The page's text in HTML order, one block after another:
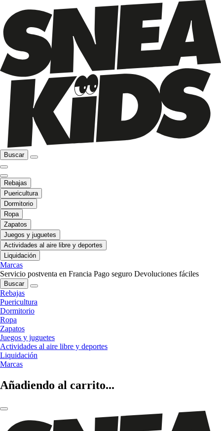
Buscar
Rebajas
Puericultura
Dormitorio
Ropa
Zapatos
Juegos y juguetes
Actividades al aire libre y deportes
Liquidación
Marcas
Servicio postventa en Francia Pago seguro Devoluciones fáciles
Buscar
Rebajas
Puericultura
Dormitorio
Ropa
Zapatos
Juegos y juguetes
Actividades al aire libre y deportes
Liquidación
Marcas
Añadiendo al carrito...